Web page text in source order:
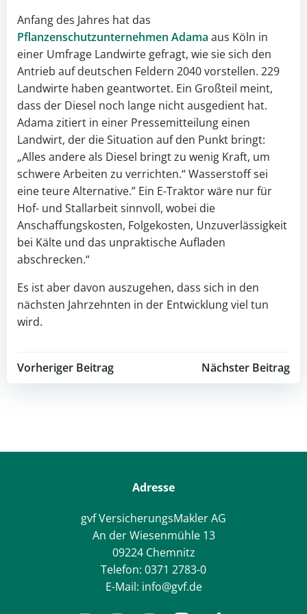
Anfang des Jahres hat das
Pflanzenschutzunternehmen Adama aus Köln in
einer Umfrage Landwirte gefragt, wie sie sich den
Antrieb auf deutschen Feldern 2040 vorstellen. 229
Landwirte haben geantwortet. Ein Großteil meint,
dass der Diesel noch lange nicht ausgedient hat.
Adama zitiert in einer Pressemitteilung einen
Landwirt, der die Situation auf den Punkt bringt:
„Alles andere als Diesel bringt zu wenig Kraft, um
schwere Arbeiten zu verrichten.“ Wasserstoff sei
eine teure Alternative.” Ein E-Traktor wäre nur für
Hof- und Stallarbeit sinnvoll, wobei die
Anschaffungskosten, Folgekosten, Unzuverlässigkeit
bei Kälte und das unpraktische Aufladen
abschrecken.“
Es ist aber davon auszugehen, dass sich in den
nächsten Jahrzehnten in der Entwicklung viel tun
wird.
Post
Vorheriger Beitrag
PostNächster Beitrag
Adresse
gvf VersicherungsMakler AG
An der Wiesenmühle 13
09224 Chemnitz
Telefon: 0371 2783-0
E-Mail: info@gvf.de